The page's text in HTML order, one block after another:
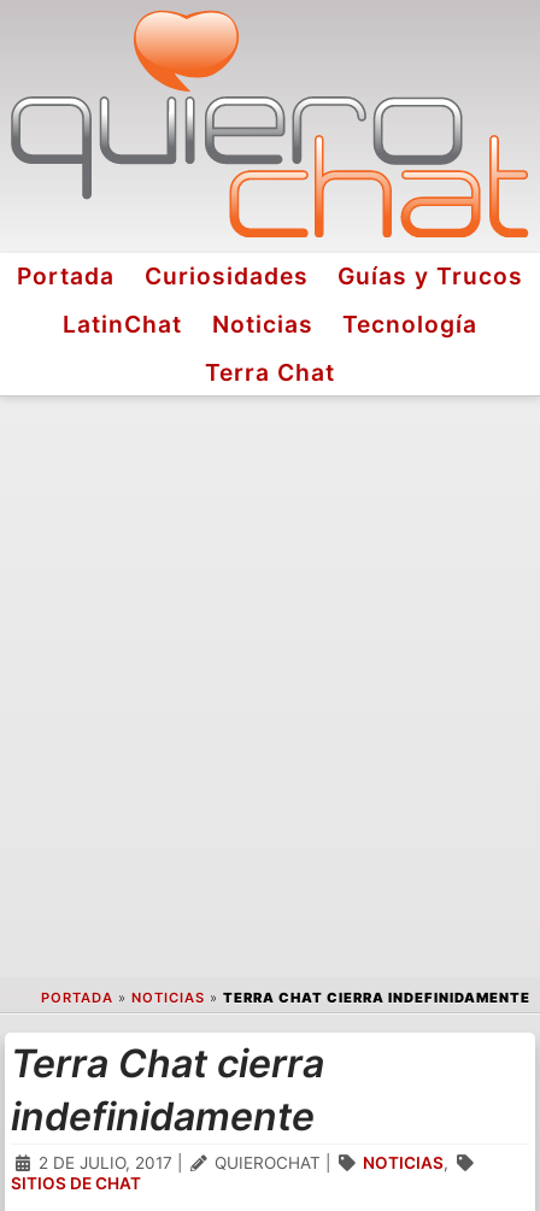
Portada Curiosidades
Guías y Trucos
LatinChat
Noticias
Tecnología
Terra Chat
PORTADA » NOTICIAS » TERRA CHAT CIERRA INDEFINIDAMENTE
Terra Chat cierra
indefinidamente
2 DE JULIO, 2017 QUIEROCHAT NOTICIAS,
SITIOS DE CHAT